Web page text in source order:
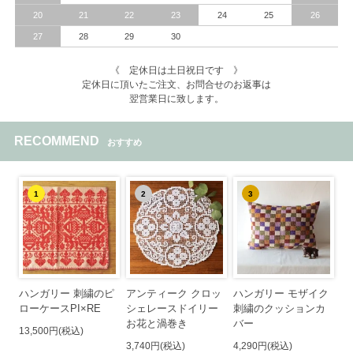
20 21 22 23 24 25 26
27 28 29 30
《 定休日は土日祝日です 》
定休日に頂いたご注文、お問合せのお返事は
翌営業日に致します。
RECOMMEND おすすめ
1
ハンガリー 刺繍のピ
ローケースPI×RE
13,500円(税込)
2
アンティーク クロッ
シェレースドイリー
お花と渦巻き
3,740円(税込)
3
ハンガリー モザイク
刺繍のクッションカ
バー
4,290円(税込)